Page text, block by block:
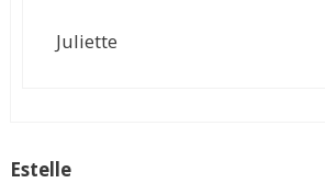
Juliette
Estelle